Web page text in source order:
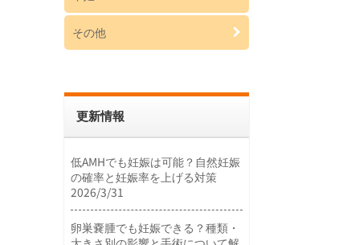
その他
更新情報
低AMHでも妊娠は可能？自然妊娠
の確率と妊娠率を上げる対策
2026/3/31
卵巣嚢腫でも妊娠できる？種類・